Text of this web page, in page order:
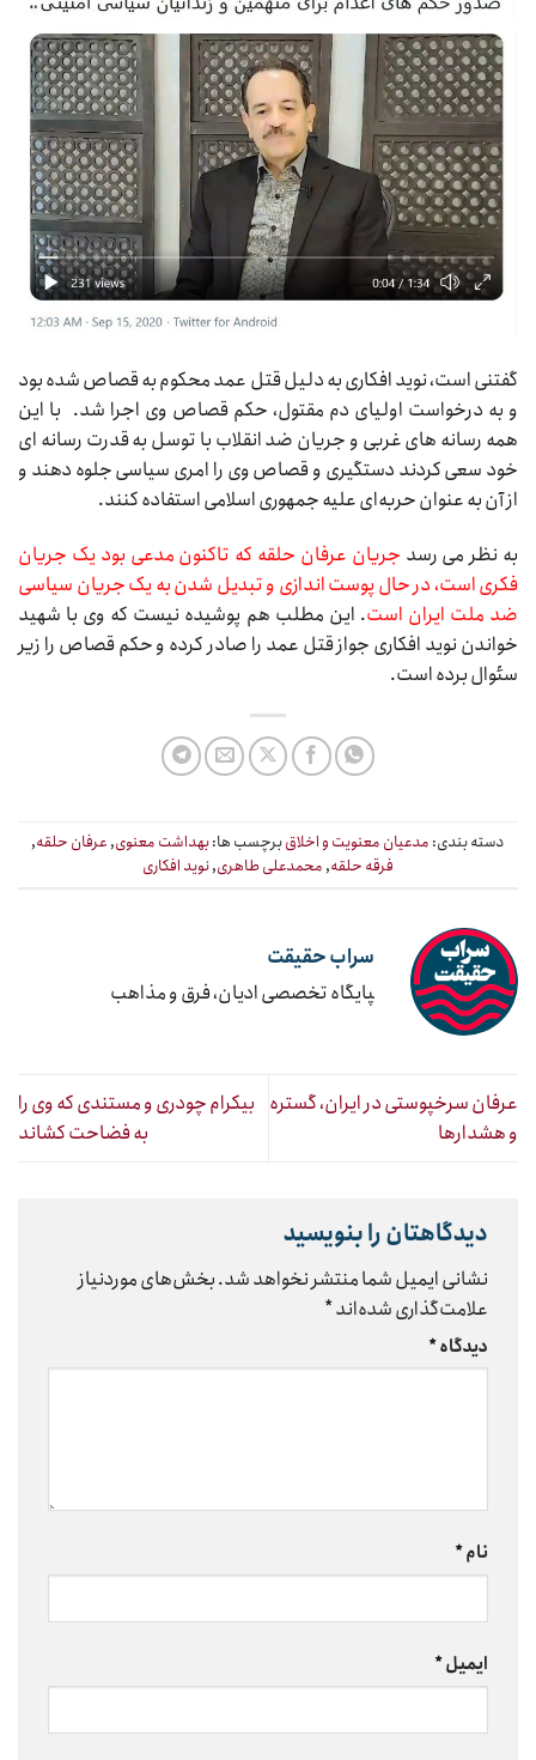
گفتنی است، نوید افکاری به دلیل قتل عمد محکوم به قصاص شده بود
و به درخواست اولیای دم مقتول، حکم قصاص وی اجرا شد. با این
همه رسانه های غربی و جریان ضد انقلاب با توسل به قدرت رسانه ای
خود سعی کردند دستگیری و قصاص وی را امری سیاسی جلوه دهند و
از آن به عنوان حربه‌ای علیه جمهوری اسلامی استفاده کنند.
به نظر می رسد جریان عرفان حلقه که تاکنون مدعی بود یک جریان
فکری است، در حال پوست اندازی و تبدیل شدن به یک جریان سیاسی
ضد ملت ایران است. این مطلب هم پوشیده نیست که وی با شهید
خواندن نوید افکاری جواز قتل عمد را صادر کرده و حکم قصاص را زیر
سئوال برده است.
دسته بندی: مدعیان معنویت و اخلاقبرچسب ها:بهداشت معنوی, عرفان حلقه,
فرقه حلقه, محمدعلی طاهری,نوید افکاری
سراب حقیقت
‍پایگاه تخصصی ادیان، فرق و مذاهب
عرفان سرخپوستی در ایران، گستره
و هشدارها
بیکرام چودری و مستندی که وی را
به فضاحت کشاند
دیدگاهتان را بنویسید
نشانی ایمیل شما منتشر نخواهد شد.بخش‌های موردنیاز
علامت‌گذاری شده‌اند*
دیدگاه*
نام*
ایمیل*